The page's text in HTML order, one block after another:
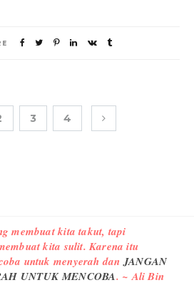
3 4
membuat kita takut, tapi
kita sulit. Karena itu
untuk menyerah danJANGAN
UNTUK MENCOBA. ~ Ali Bin